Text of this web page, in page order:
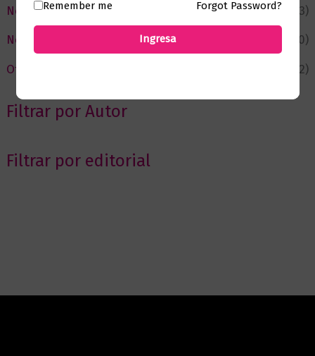
Negocios
(43)
Novedades
(110)
Ofertas
(12)
Filtrar por Autor
Filtrar por editorial
Remember me Forgot Password?
Ingresa